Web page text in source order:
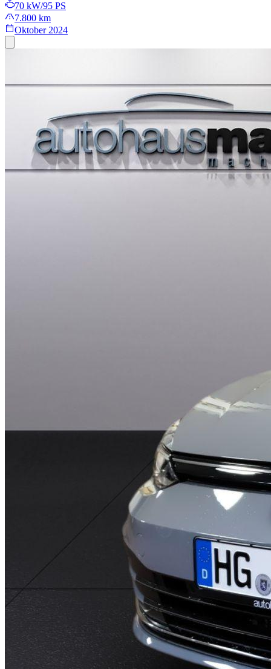
70 kW/95 PS
7.800 km
Oktober 2024